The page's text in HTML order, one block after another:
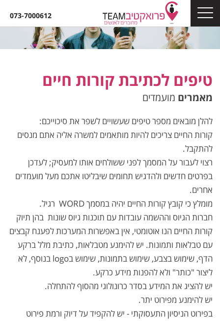
073-7000612
טיפים לכתיבת קורות חיים
מאמרים מועמדים
להלן מובאים מספר טיפים שעשויים לשפר את סיכוייכם:
קורות החיים צריכים להיות מותאמים למשרה אליה אתם מנסים
להתקבל.
רצוי לעבור על המסמך לפני ששולחים אותו למעסיק; לעדכן
בפרטים חדשים ולהדגיש תחומים שיבליטו אתכם מעל מועמדים
אחרים.
מומלץ כי קובץ קורות החיים יהיה במסמך WORD רגיל.
חברות הגיוס וההשמה עובדות עם תוכנות גיוס שונות בהן תיוק
קורות החיים הנו אוטומטי, אין באפשרות המערכות לפענח קבצים
עם טבלאות ותמונות. יש להימנע מטבלאות, כתיבת מלל ברקע
הדף, שימוש בצבע, שימוש בתמונות, שימוש בlogo בנוסף, לא
ליצור "כותר" ולא להפנות מידע כרקע.
יש להציג את המידע בסדר כרונולוגי מהסוף להתחלה.
יש להימנע מפירוט יתר.
בפירוט הניסיון התעסוקתי - יש להקפיד על דיוק ורמת פירוט